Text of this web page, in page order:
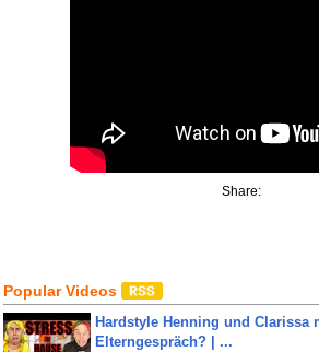
Share:
Popular Videos
Hardstyle Henning und Clarissa
Elterngespräch? | ...